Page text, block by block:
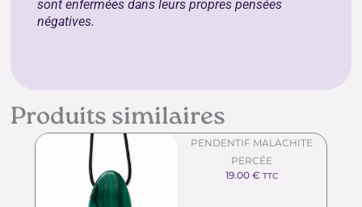
sont enfermées dans leurs propres pensées
négatives.
Produits similaires
PENDENTIF MALACHITE
PERCÉE
19.00€ TTC